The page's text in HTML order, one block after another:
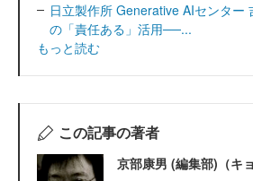
日立製作所 Generative AIセンター
の「責任ある」活用──...
もっと読む
この記事の著者
京部康男 (編集部)（キ